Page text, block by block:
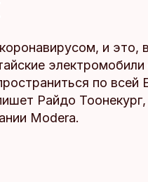
и это,
электромобили
по всей
Райдо Тоонекург,
Modera.